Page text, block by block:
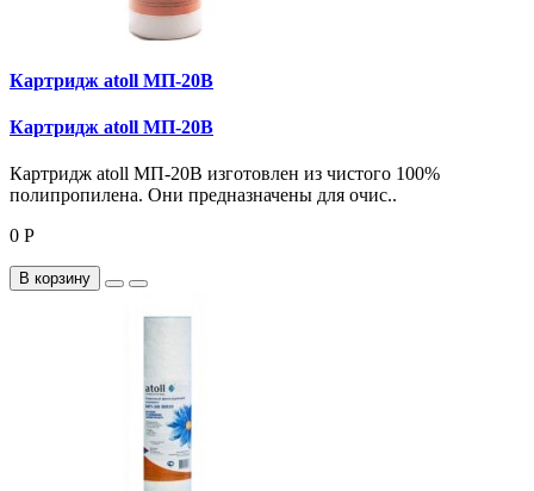
Картридж atoll МП-20В
Картридж atoll МП-20В
Картридж atoll МП-20В изготовлен из чистого 100%
полипропилена. Они предназначены для очис..
0 Р
В корзину